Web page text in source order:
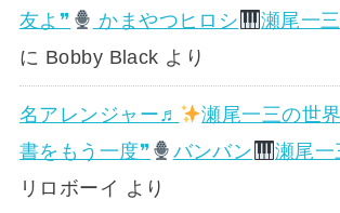
友よ❞
かまやつヒロシ 瀬尾一
に Bobby Black より
名アレンジャー♬ 瀬尾一三の世界
書をもう一度❞
バンバン 瀬尾一
リロボーイ より